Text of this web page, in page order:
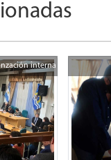
interna